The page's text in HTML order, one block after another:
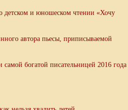
детском и юношеском чтении «Хочу
автора пьесы, приписываемой
богатой писательницей 2016 года